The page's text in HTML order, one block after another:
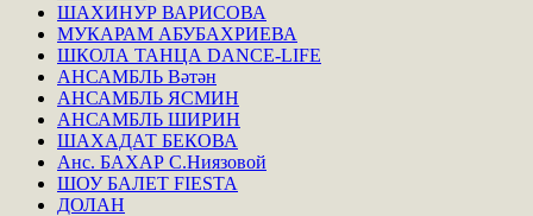
ШАХИНУР ВАРИСОВА
МУКАРАМ АБУБАХРИЕВА
ШКОЛА ТАНЦА DANCE-LIFE
АНСАМБЛЬ Вәтән
АНСАМБЛЬ ЯСМИН
АНСАМБЛЬ ШИРИН
ШАХАДАТ БЕКОВА
Анс. БАХАР С.Ниязовой
ШОУ БАЛЕТ FIESTA
ДОЛАН